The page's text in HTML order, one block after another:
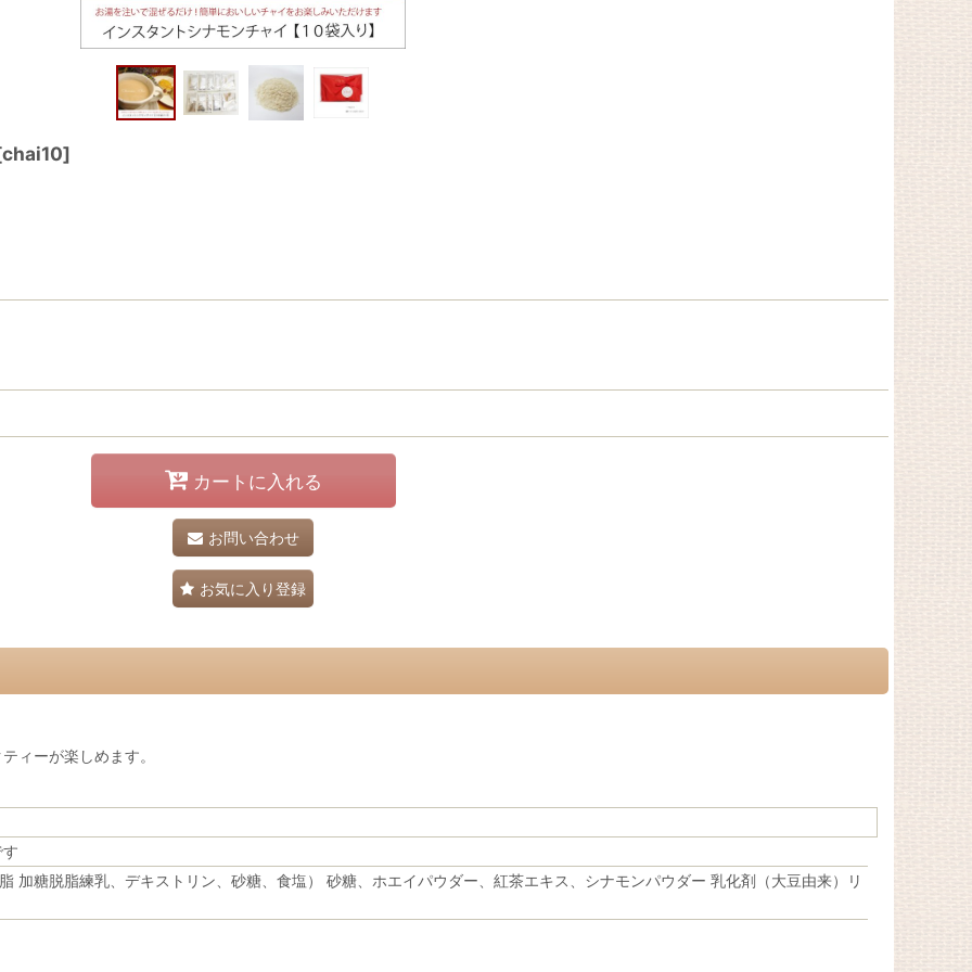
chai10]
カートに入れる
お問い合わせ
お気に入り登録
ィーが楽しめます。
加糖脱脂練乳、デキストリン、砂糖、食塩） 砂糖、ホエイパウダー、紅茶エキス、シナモンパウダー 乳化剤（大豆由来）リ